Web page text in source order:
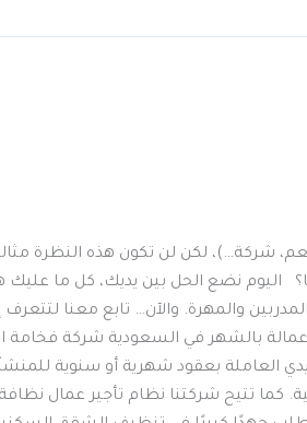
شركة…)، لكن لن تكون هذه النظرة
نضع الحل بين يديك، كل ما عليك
والمهرة. والآن… تابع معنا
بالشهر في السعودية شركة فخامة
العاملة بعقود شهرية أو سنوية
تتيح شركتنا نظام تأجير عمال نظافة